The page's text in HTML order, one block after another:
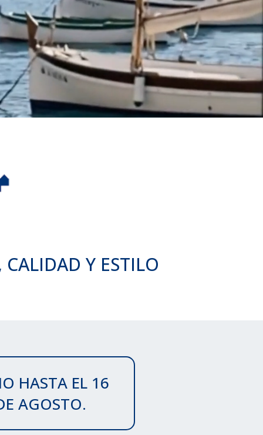
Y ESTILO
HASTA EL 16
AGOSTO.